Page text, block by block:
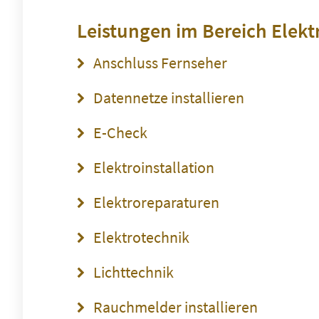
Leistungen im Bereich
Anschluss Fernseher
Datennetze installieren
E-Check
Elektroinstallation
Elektroreparaturen
Elektrotechnik
Lichttechnik
Rauchmelder installieren